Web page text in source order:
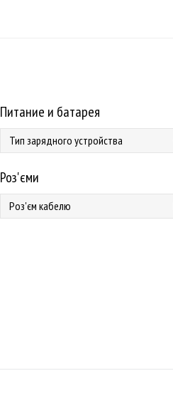
Питание и батарея
Тип зарядного устройства
Роз'єми
Роз'єм кабелю